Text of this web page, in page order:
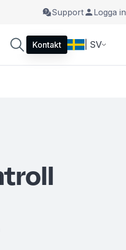
Support Logga in
Kontakt | SV